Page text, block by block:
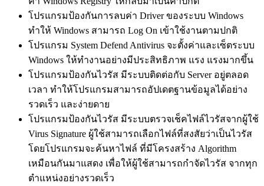
โปรแกรมป้องกันการลบค่า Driver ของระบบ Windows
ทำให้ Windows สามารถ Log On เข้าใช้งานตามปกติ
โปรแกรม System Defend Antivirus จะตั้งค่าและเซ็ตระบบ
Windows ให้ทำงานอย่างมีประสิทธิภาพ แรง แรงมากขึ้น
โปรแกรมป้องกันไวรัส มีระบบติดต่อกับ Server อยู่ตลอด
เวลา ทำให้โปรแกรมสามารถอัปเดตฐานข้อมูลได้อย่าง
รวดเร็ว และง่ายดาย
โปรแกรมป้องกันไวรัส มีระบบตรวจเช็คไฟล์ไวรัสจากผู้ใช้
Virus Signature ผู้ใช้สามารถเลือกไฟล์ที่สงสัยว่าเป็นไวรัส
โดยโปรแกรมจะค้นหาไฟล์ ที่มีโครงสร้าง Algorithm
เหมือนกันมาแสดง เพื่อให้ผู้ใช้สามารถกำจัดไวรัส จากทุก
ตำแหน่งอย่างรวดเร็ว